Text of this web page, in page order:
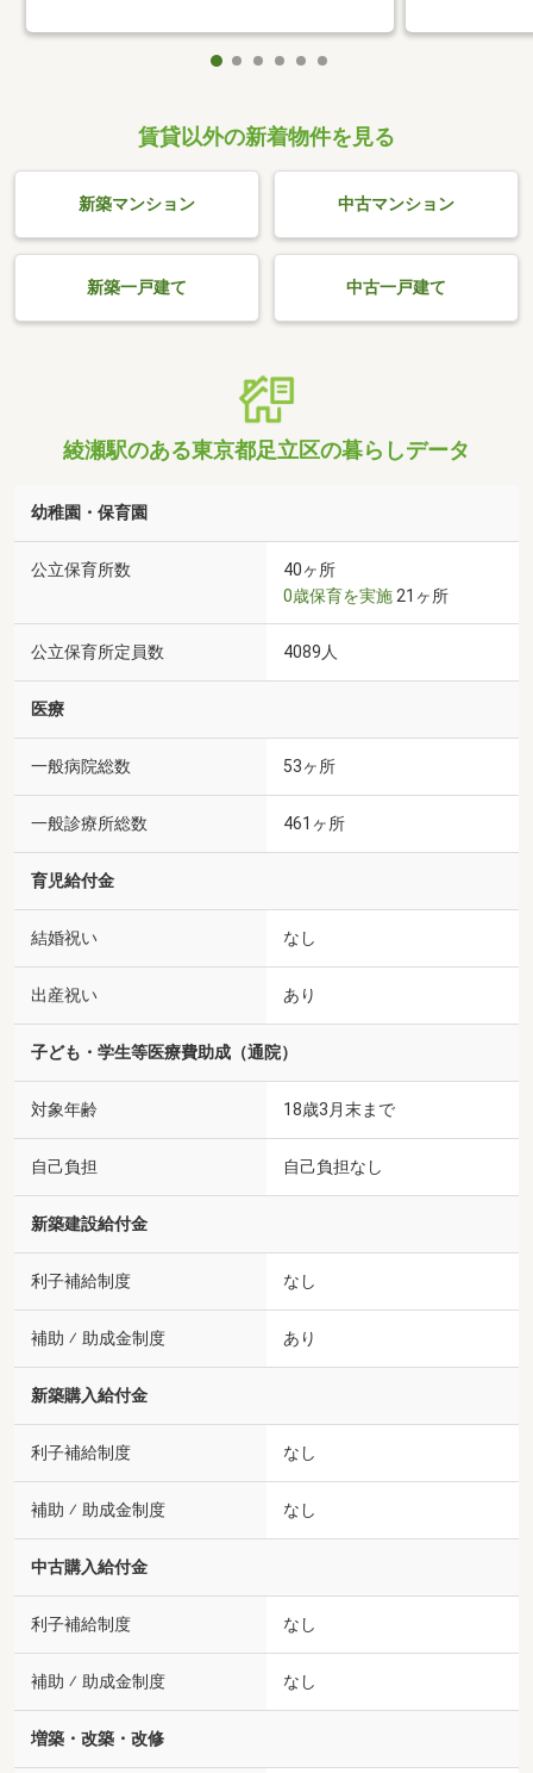
賃貸以外の新着物件を見る
新築マンション 中古マンション
新築一戸建て 中古一戸建て
綾瀬駅のある東京都足立区の暮らしデータ
幼稚園・保育園
公立保育所数
40ヶ所
0歳保育を実施 21ヶ所
公立保育所定員数 4089人
医療
一般病院総数 53ヶ所
一般診療所総数 461ヶ所
育児給付金
結婚祝い なし
出産祝い あり
子ども・学生等医療費助成（通院）
対象年齢 18歳3月末まで
自己負担 自己負担なし
新築建設給付金
利子補給制度 なし
補助 ⁄ 助成金制度 あり
新築購入給付金
利子補給制度 なし
補助 ⁄ 助成金制度 なし
中古購入給付金
利子補給制度 なし
補助 ⁄ 助成金制度 なし
増築・改築・改修